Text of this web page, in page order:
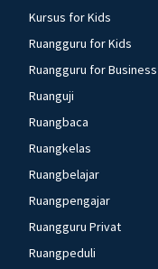
Kursus for Kids
Ruangguru for Kids
Ruangguru for Business
Ruanguji
Ruangbaca
Ruangkelas
Ruangbelajar
Ruangpengajar
Ruangguru Privat
Ruangpeduli